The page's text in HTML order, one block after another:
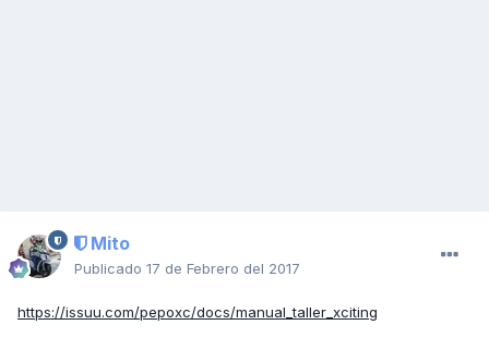
Mito
Publicado 17 de Febrero del 2017
https://issuu.com/pepoxc/docs/manual_taller_xciting